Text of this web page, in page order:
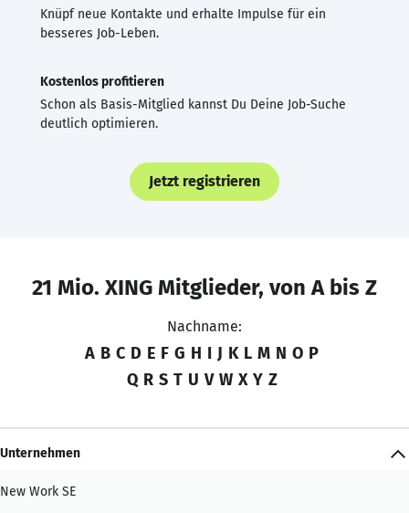
Knüpf neue Kontakte und erhalte Impulse für ein
besseres Job-Leben.
Kostenlos profitieren
Schon als Basis-Mitglied kannst Du Deine Job-Suche
deutlich optimieren.
Jetzt registrieren
21 Mio. XING Mitglieder, von A bis Z
Nachname:
A B C D E F G H I J K L M N O P
Q R S T U V W X Y Z
Unternehmen
New Work SE